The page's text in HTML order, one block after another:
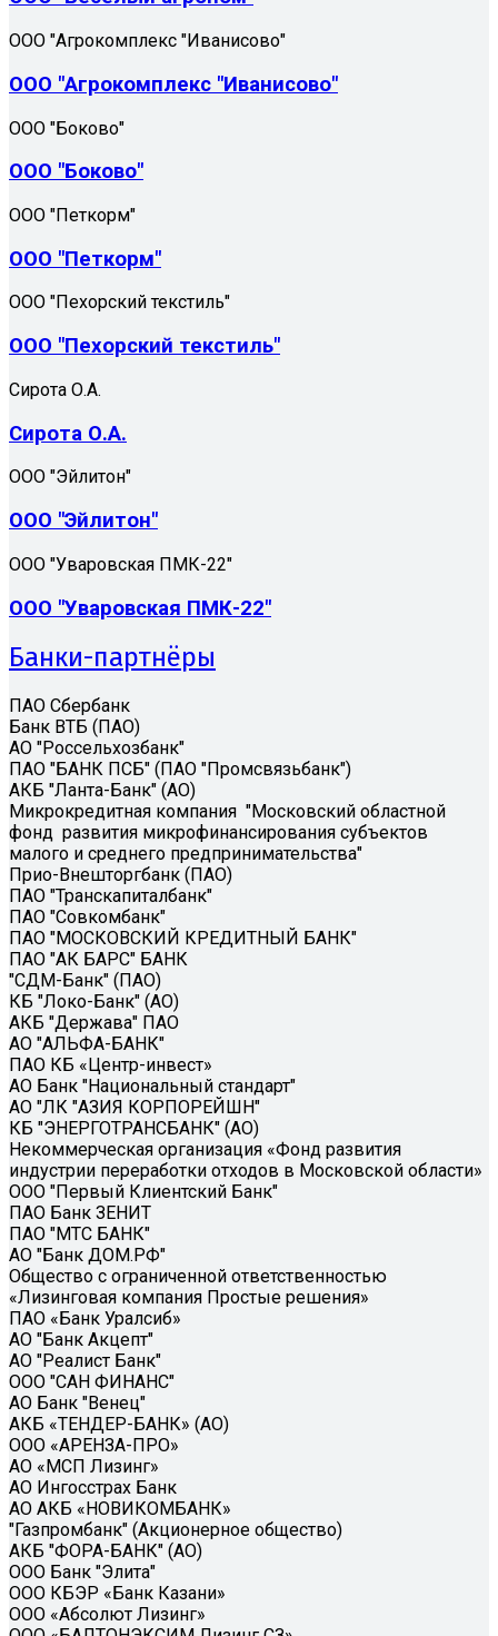
ООО "Агрокомплекс "Иванисово"
ООО "Агрокомплекс "Иванисово"
ООО "Боково"
ООО "Боково"
ООО "Петкорм"
ООО "Петкорм"
ООО "Пехорский текстиль"
ООО "Пехорский текстиль"
Сирота О.А.
Сирота О.А.
ООО "Эйлитон"
ООО "Эйлитон"
ООО "Уваровская ПМК-22"
ООО "Уваровская ПМК-22"
Банки-партнёры
ПАО Сбербанк
Банк ВТБ (ПАО)
АО "Россельхозбанк"
ПАО "БАНК ПСБ" (ПАО "Промсвязьбанк")
АКБ "Ланта-Банк" (АО)
Микрокредитная компания "Московский областной
фонд развития микрофинансирования субъектов
малого и среднего предпринимательства"
Прио-Внешторгбанк (ПАО)
ПАО "Транскапиталбанк"
ПАО "Совкомбанк"
ПАО "МОСКОВСКИЙ КРЕДИТНЫЙ БАНК"
ПАО "АК БАРС" БАНК
"СДМ-Банк" (ПАО)
КБ "Локо-Банк" (АО)
АКБ "Держава" ПАО
АО "АЛЬФА-БАНК"
ПАО КБ «Центр-инвест»
АО Банк "Национальный стандарт"
АО "ЛК "АЗИЯ КОРПОРЕЙШН"
КБ "ЭНЕРГОТРАНСБАНК" (АО)
Некоммерческая организация «Фонд развития
индустрии переработки отходов в Московской области»
ООО "Первый Клиентский Банк"
ПАО Банк ЗЕНИТ
ПАО "МТС БАНК"
АО "Банк ДОМ.РФ"
Общество с ограниченной ответственностью
«Лизинговая компания Простые решения»
ПАО «Банк Уралсиб»
АО "Банк Акцепт"
АО "Реалист Банк"
ООО "САН ФИНАНС"
АО Банк "Венец"
АКБ «ТЕНДЕР-БАНК» (АО)
ООО «АРЕНЗА-ПРО»
АО «МСП Лизинг»
АО Ингосстрах Банк
АО АКБ «НОВИКОМБАНК»
"Газпромбанк" (Акционерное общество)
АКБ "ФОРА-БАНК" (АО)
ООО Банк "Элита"
ООО КБЭР «Банк Казани»
ООО «Абсолют Лизинг»